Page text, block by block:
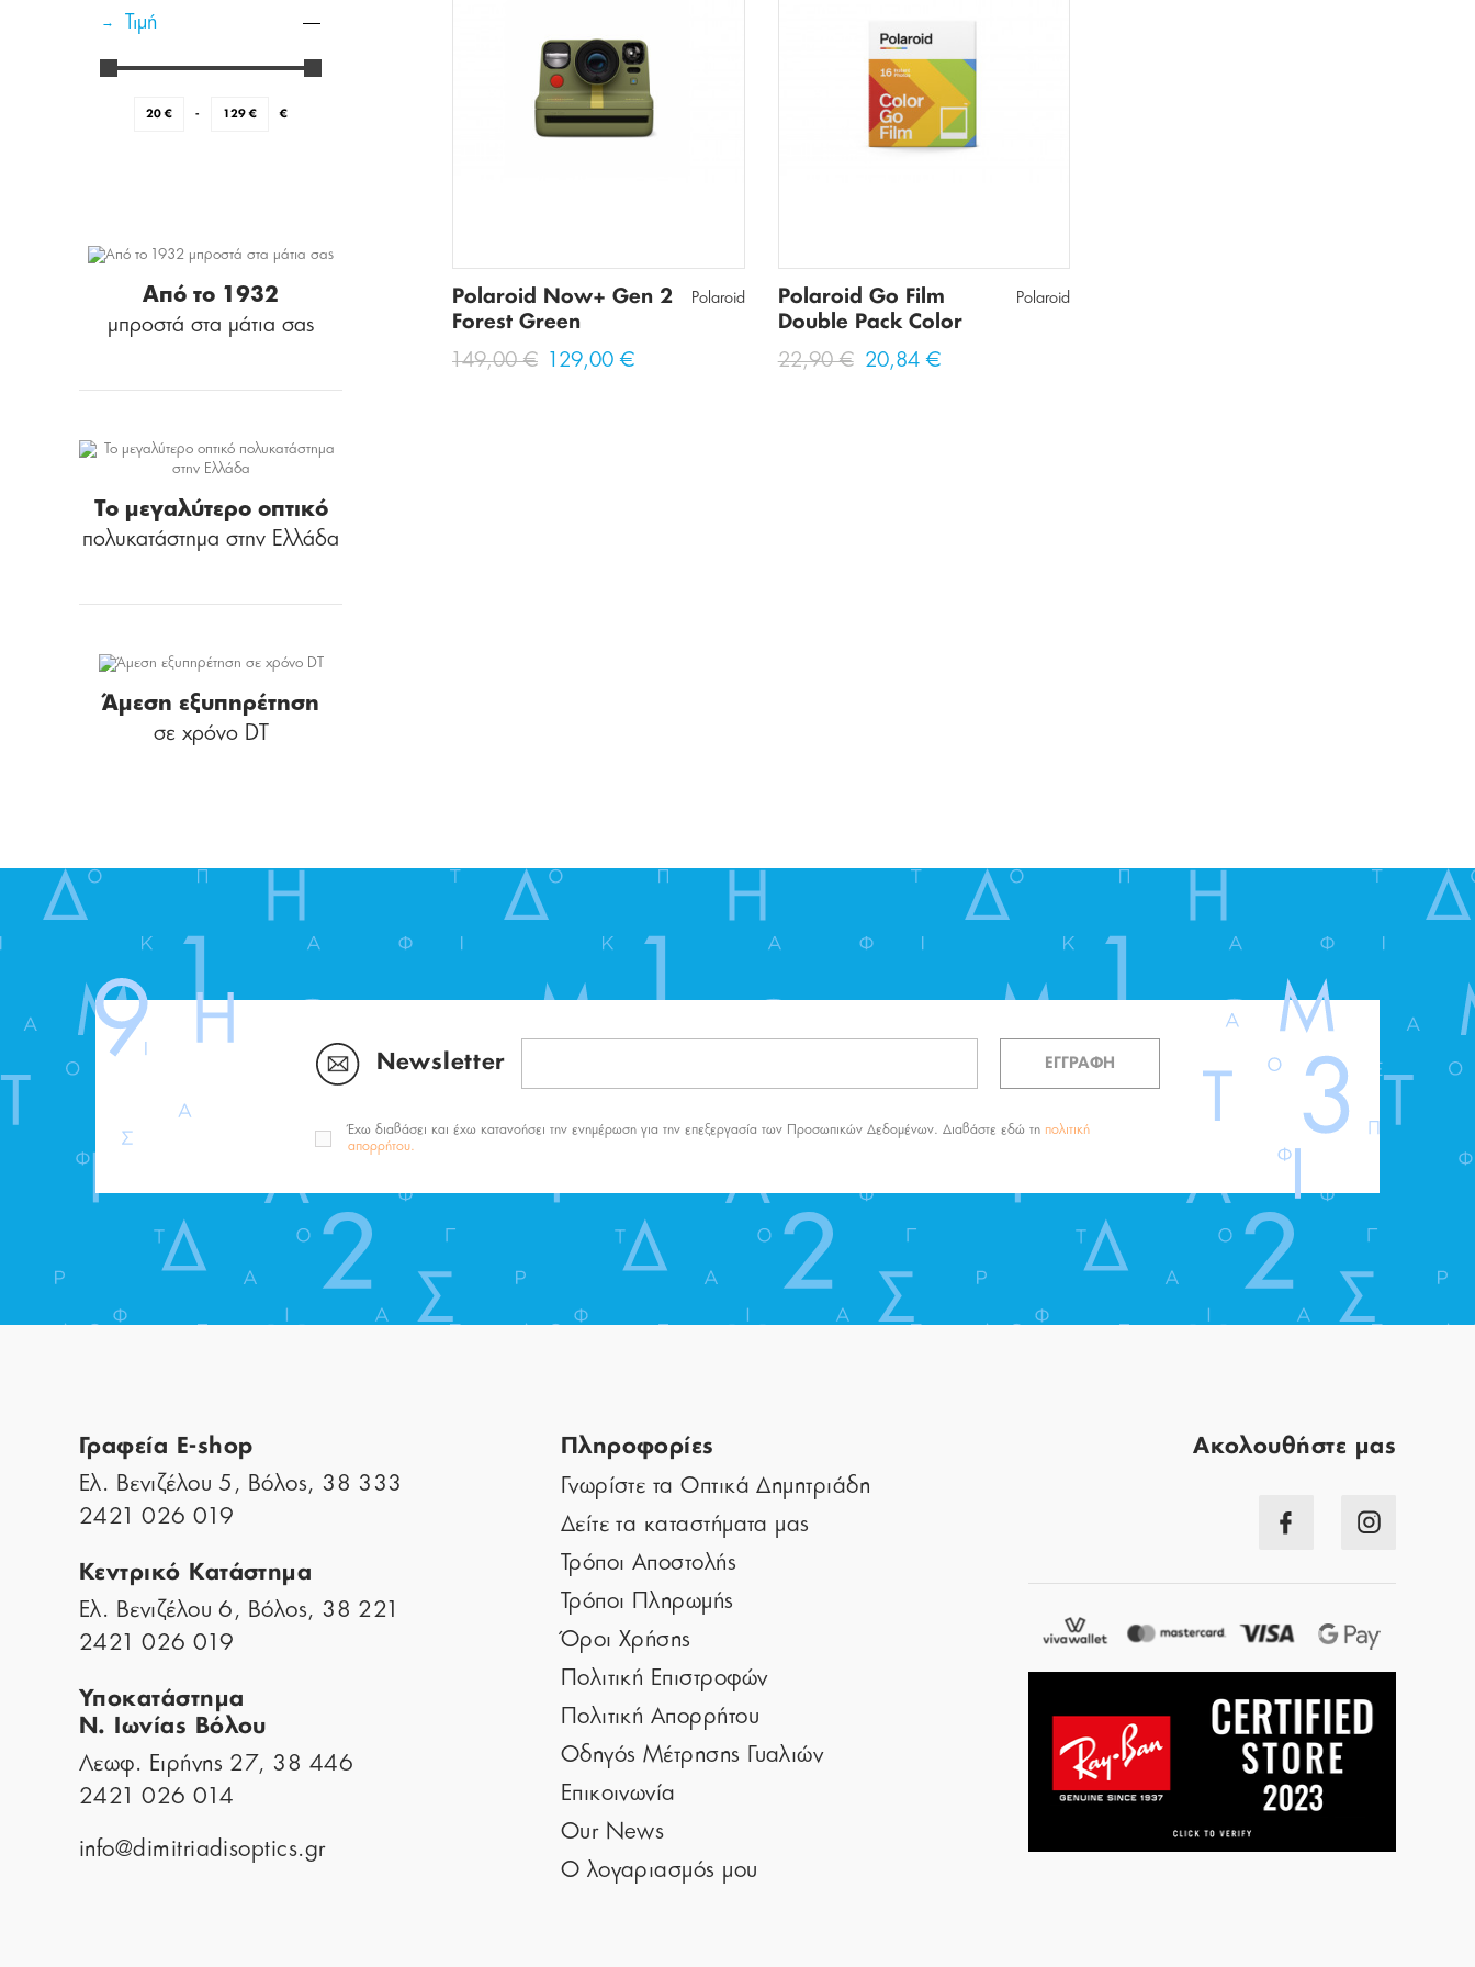
Πανάκια
Τσάντες Μέσης
Τσάντες Χιαστί
Τιμή
20 € - 129 € €
Από το 1932
μπροστά στα μάτια σας
Το μεγαλύτερο οπτικό
πολυκατάστημα στην Ελλάδα
Άμεση εξυπηρέτηση
σε χρόνο DT
Polaroid Now+ Gen 2
Forest Green
Polaroid
149,00 € 129,00 €
Polaroid Go Film
Double Pack Color
Polaroid
22,90 € 20,84 €
Newsletter ΕΓΓΡΑΦΗ
Έχω διαβάσει και έχω κατανοήσει την ενημέρωση για την επεξεργασία των Προσωπικών Δεδομένων. Διαβάστε εδώ τη πολιτική
απορρήτου.
Γραφεία E-shop
Ελ. Βενιζέλου 5, Βόλος, 38 333
2421 026 019
Κεντρικό Κατάστημα
Ελ. Βενιζέλου 6, Βόλος, 38 221
2421 026 019
Υποκατάστημα
Ν. Ιωνίας Βόλου
Λεωφ. Ειρήνης 27, 38 446
2421 026 014
info@dimitriadisoptics.gr
Πληροφορίες
Γνωρίστε τα Οπτικά Δημητριάδη
Δείτε τα καταστήματα μας
Τρόποι Αποστολής
Τρόποι Πληρωμής
Όροι Χρήσης
Πολιτική Επιστροφών
Πολιτική Απορρήτου
Οδηγός Μέτρησης Γυαλιών
Επικοινωνία
Our News
Ο λογαριασμός μου
Aκολουθήστε μας